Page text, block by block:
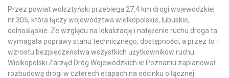
Przez powiat wolsztyński przebiega 27,4 km drogi wojewódzkiej
nr 305, która łączy województwa wielkopolskie, lubuskie,
dolnośląskie. Ze względu na lokalizację i natężenie ruchu droga ta
wymagała poprawy stanu technicznego, dostępności, a przez to –
wzrostu bezpieczeństwa wszystkich użytkowników ruchu.
Wielkopolski Zarząd Dróg Wojewódzkich w Poznaniu zaplanował
rozbudowę drogi w czterech etapach na odcinku o łącznej